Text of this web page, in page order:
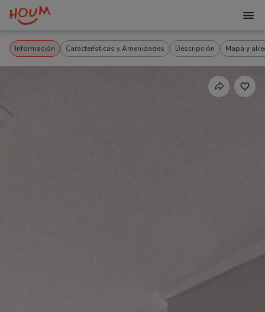
Información Características y Amenidades Descripción Mapa y